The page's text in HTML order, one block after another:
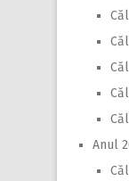
Anul